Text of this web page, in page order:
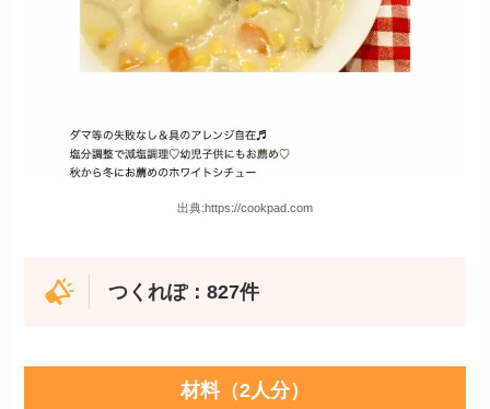
出典:https://cookpad.com
つくれぽ：827件
材料（2人分）